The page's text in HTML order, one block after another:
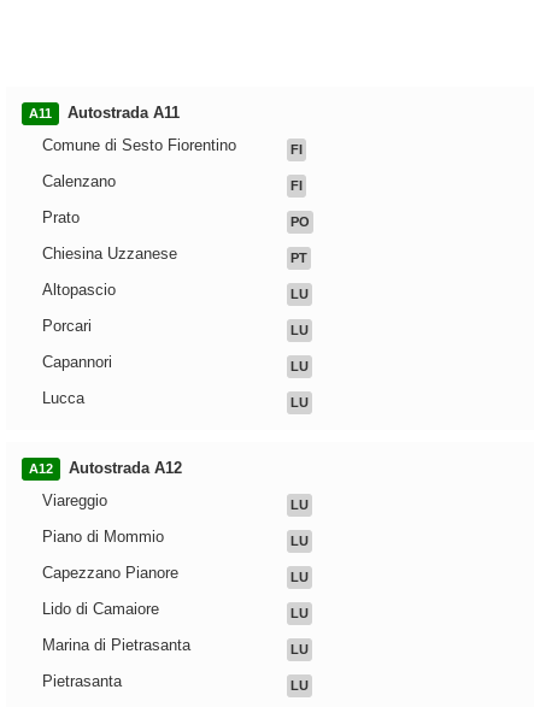
A11
Autostrada A11
Comune di Sesto Fiorentino
FI
Calenzano FI
Prato PO
Chiesina Uzzanese PT
Altopascio LU
Porcari LU
Capannori LU
Lucca LU
A12
Autostrada A12
Viareggio
LU
Piano di Mommio LU
Capezzano Pianore LU
Lido di Camaiore LU
Marina di Pietrasanta LU
Pietrasanta LU